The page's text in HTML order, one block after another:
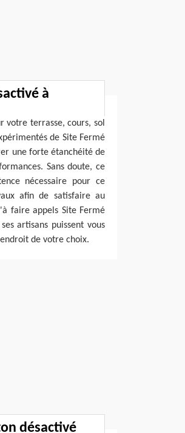
à
votre terrasse, cours, sol
de Site Fermé
une forte étanchéité de
Sans doute, ce
nécessaire pour ce
afin de satisfaire au
faire appels Site Fermé
artisans puissent vous
de votre choix.
désactivé